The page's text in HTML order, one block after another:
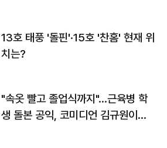
13호 태풍 '돌핀'·15호 '찬홈' 현재 위
치는?
"속옷 빨고 졸업식까지"…근육병 학
생 돌본 공익, 코미디언 김규원이었